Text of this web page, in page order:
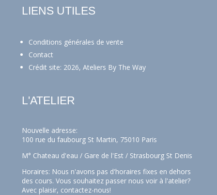
LIENS UTILES
Conditions générales de vente
Contact
Crédit site: 2026, Ateliers By The Way
L'ATELIER
Nouvelle adresse:
100 rue du faubourg St Martin, 75010 Paris
M° Chateau d'eau / Gare de l'Est / Strasbourg St Denis
Horaires: Nous n'avons pas d'horaires fixes en dehors
des cours. Vous souhaitez passer nous voir à l'atelier?
Avec plaisir, contactez-nous!